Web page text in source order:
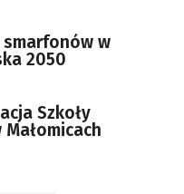
smarfonów w
2050
Szkoły